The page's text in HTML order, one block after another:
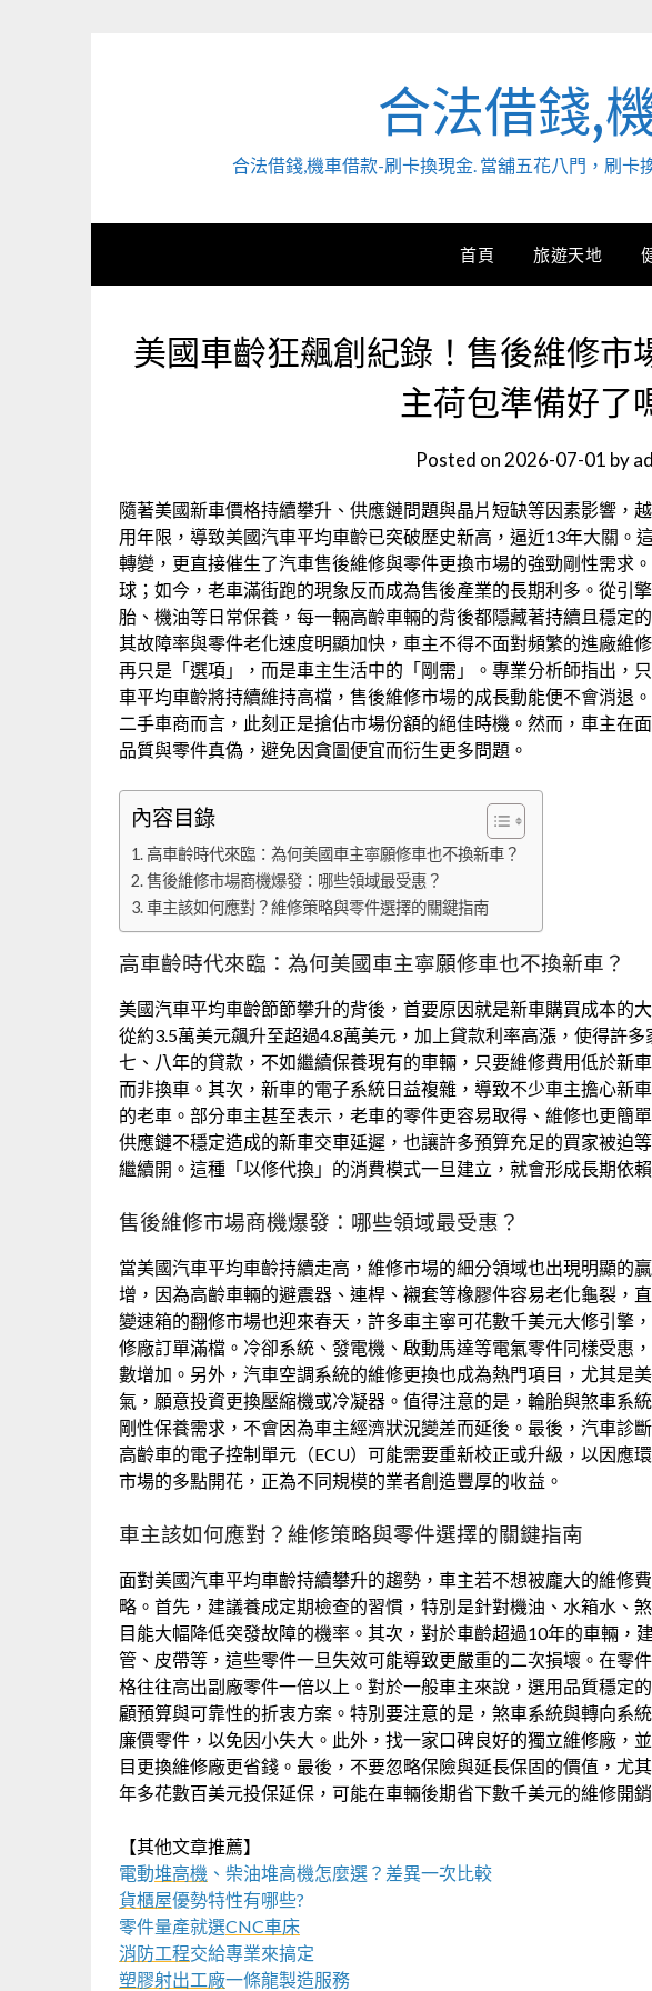
合法借錢,
合法借錢,機車借款-刷卡換現金. 當舖五花八門，刷
首頁 旅遊天地
美國車齡狂飆創紀錄！售後維修市
主荷包準備好了
Posted on 2026-07-01 by
隨著美國新車價格持續攀升、供應鏈問題與晶片短缺等因素影響，
用年限，導致美國汽車平均車齡已突破歷史新高，逼近13年大關。
轉變，更直接催生了汽車售後維修與零件更換市場的強勁剛性需求
球；如今，老車滿街跑的現象反而成為售後產業的長期利多。從引
胎、機油等日常保養，每一輛高齡車輛的背後都隱藏著持續且穩定
其故障率與零件老化速度明顯加快，車主不得不面對頻繁的進廠維
再只是「選項」，而是車主生活中的「剛需」。專業分析師指出，
車平均車齡將持續維持高檔，售後維修市場的成長動能便不會消退
二手車商而言，此刻正是搶佔市場份額的絕佳時機。然而，車主在
品質與零件真偽，避免因貪圖便宜而衍生更多問題。
內容目錄
高車齡時代來臨：為何美國車主寧願修車也不換新車？
售後維修市場商機爆發：哪些領域最受惠？
車主該如何應對？維修策略與零件選擇的關鍵指南
高車齡時代來臨：為何美國車主寧願修車也不換新車？
美國汽車平均車齡節節攀升的背後，首要原因就是新車購買成本的
從約3.5萬美元飆升至超過4.8萬美元，加上貸款利率高漲，使得許
七、八年的貸款，不如繼續保養現有的車輛，只要維修費用低於新
而非換車。其次，新車的電子系統日益複雜，導致不少車主擔心新
的老車。部分車主甚至表示，老車的零件更容易取得、維修也更簡
供應鏈不穩定造成的新車交車延遲，也讓許多預算充足的買家被迫
繼續開。這種「以修代換」的消費模式一旦建立，就會形成長期依
售後維修市場商機爆發：哪些領域最受惠？
當美國汽車平均車齡持續走高，維修市場的細分領域也出現明顯的
增，因為高齡車輛的避震器、連桿、襯套等橡膠件容易老化龜裂，
變速箱的翻修市場也迎來春天，許多車主寧可花數千美元大修引擎
修廠訂單滿檔。冷卻系統、發電機、啟動馬達等電氣零件同樣受惠
數增加。另外，汽車空調系統的維修更換也成為熱門項目，尤其是
氣，願意投資更換壓縮機或冷凝器。值得注意的是，輪胎與煞車系
剛性保養需求，不會因為車主經濟狀況變差而延後。最後，汽車診
高齡車的電子控制單元（ECU）可能需要重新校正或升級，以因應
市場的多點開花，正為不同規模的業者創造豐厚的收益。
車主該如何應對？維修策略與零件選擇的關鍵指南
面對美國汽車平均車齡持續攀升的趨勢，車主若不想被龐大的維修
略。首先，建議養成定期檢查的習慣，特別是針對機油、水箱水、
目能大幅降低突發故障的機率。其次，對於車齡超過10年的車輛，
管、皮帶等，這些零件一旦失效可能導致更嚴重的二次損壞。在零
格往往高出副廠零件一倍以上。對於一般車主來說，選用品質穩定
顧預算與可靠性的折衷方案。特別要注意的是，煞車系統與轉向系
廉價零件，以免因小失大。此外，找一家口碑良好的獨立維修廠，
目更換維修廠更省錢。最後，不要忽略保險與延長保固的價值，尤
年多花數百美元投保延保，可能在車輛後期省下數千美元的維修開銷
【其他文章推薦】
電動堆高機 、柴油堆高機怎麼選？差異一次比較
貨櫃屋優勢特性有哪些?
零件量產就選CNC車床
消防工程交給專業來搞定
塑膠射出工廠一條龍製造服務